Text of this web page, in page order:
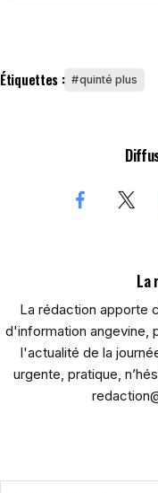
Étiquettes : quinté plus
La
La rédaction apporte
d'information angevine,
l'actualité de la
urgente, pratique,